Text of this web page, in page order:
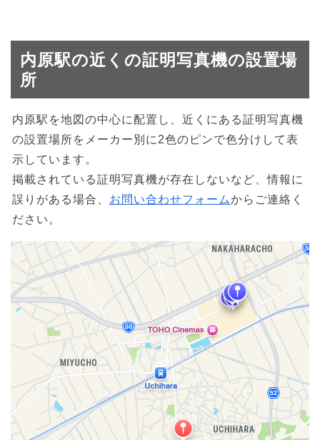
内原駅の近くの証明写真機の設置場
所
内原駅を地図の中心に配置し、近くにある証明写真機
の設置場所をメーカー別に2色のピンで色分けして表
示しています。
掲載されている証明写真機が存在しないなど、情報に
誤りがある場合、 お問い合わせフォームからご連絡く
ださい。